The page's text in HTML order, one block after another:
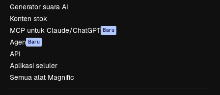
Generator suara AI
Konten stok
MCP untuk Claude/ChatGPT Baru
Agen Baru
API
Aplikasi seluler
Semua alat Magnific